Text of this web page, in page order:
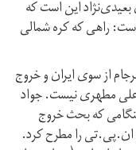
این است که
راهی که کره شمالی
از سوی ایران و خروج
مطهری نیست. جواد
که بحث خروج
ان.پی.تی را مطرح کرد.